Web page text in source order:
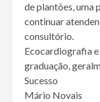
de plantões, uma
continuar
consultório.
Ecocardiografia
graduação,
Sucesso
Mário Novais